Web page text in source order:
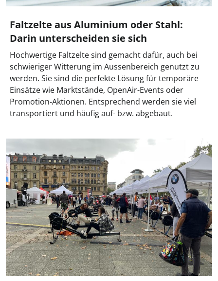
Faltzelte aus Aluminium oder Stahl:
Darin unterscheiden sie sich
Hochwertige Faltzelte sind gemacht dafür, auch bei
schwieriger Witterung im Aussenbereich genutzt zu
werden. Sie sind die perfekte Lösung für temporäre
Einsätze wie Marktstände, OpenAir-Events oder
Promotion-Aktionen. Entsprechend werden sie viel
transportiert und häufig auf- bzw. abgebaut.